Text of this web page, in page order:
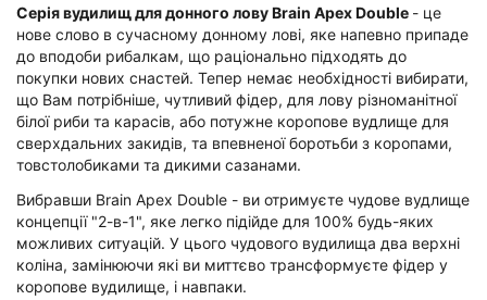
Серія вудилищ для донного лову Brain Apex Double - це
нове слово в сучасному донному лові, яке напевно припаде
до вподоби рибалкам, що раціонально підходять до
покупки нових снастей. Тепер немає необхідності вибирати,
що Вам потрібніше, чутливий фідер, для лову різноманітної
білої риби та карасів, або потужне коропове вудлище для
сверхдальних закидів, та впевненої боротьби з коропами,
товстолобиками та дикими сазанами.
Вибравши Brain Apex Double - ви отримуєте чудове вудлище
концепції "2-в-1", яке легко підійде для 100% будь-яких
можливих ситуацій. У цього чудового вудилища два верхні
коліна, замінюючи які ви миттєво трансформуєте фідер у
коропове вудилище, і навпаки.